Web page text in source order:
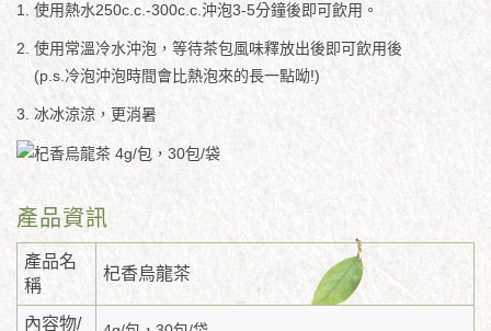
1. 使用熱水250c.c.-300c.c.沖泡3-5分鐘後即可飲用。
2. 使用常溫冷水沖泡，等待茶包風味釋放出後即可飲用後
(p.s.冷泡沖泡時間會比熱泡來的長一點呦!)
3. 冰冰涼涼，更消暑
產品資訊
產品名
稱
杞香烏龍茶
內容物/